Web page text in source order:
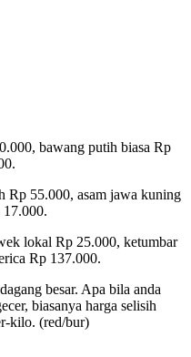
bawang putih biasa Rp
Rp 55.000, asam jawa kuning
17.000.
lokal Rp 25.000, ketumbar
Rp 137.000.
besar. Apa bila anda
biasanya harga selisih
kilo. (red/bur)